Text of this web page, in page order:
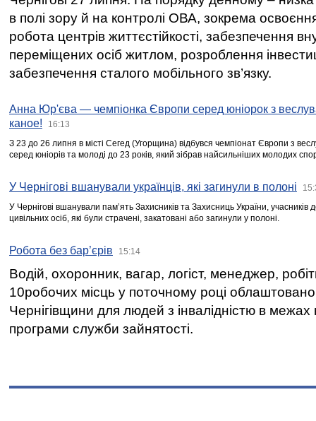
в полі зору й на контролі ОВА, зокрема освоєння
робота центрів життєстійкості, забезпечення
переміщених осіб житлом, розроблення
забезпечення сталого мобільного зв’язку.
Анна Юр'єва — чемпіонка Європи серед юніорок з
каное!
16:13
З 23 до 26 липня в місті Сегед (Угорщина) відбувся чемпіонат Європи з
серед юніорів та молоді до 23 років, який зібрав найсильніших молодих
У Чернігові вшанували українців, які загинули в полоні
У Чернігові вшанували пам’ять Захисників та Захисниць України,
цивільних осіб, які були страчені, закатовані або загинули у полоні.
Робота без бар’єрів 15:14
Водій, охоронник, вагар, логіст, менеджер,
10робочих місць у поточному році
Чернігівщини для людей з інвалідністю в межах
програми служби зайнятості.